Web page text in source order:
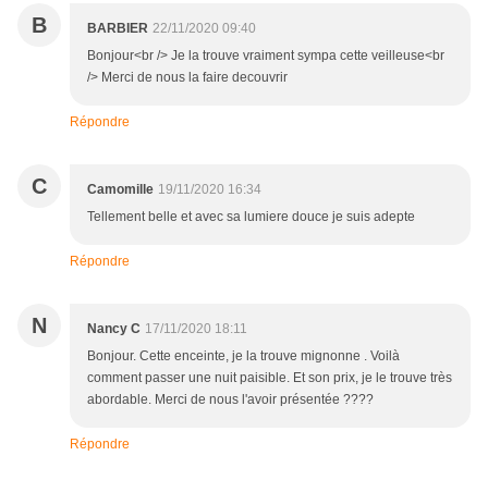
B BARBIER 22/11/2020 09:40
Bonjour<br /> Je la trouve vraiment sympa cette veilleuse<br
/> Merci de nous la faire decouvrir
Répondre
C Camomille 19/11/2020 16:34
Tellement belle et avec sa lumiere douce je suis adepte
Répondre
N Nancy C 17/11/2020 18:11
Bonjour. Cette enceinte, je la trouve mignonne . Voilà
comment passer une nuit paisible. Et son prix, je le trouve très
abordable. Merci de nous l'avoir présentée ????
Répondre